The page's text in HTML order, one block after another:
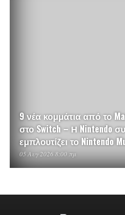
9 νέα κομμάτια από το
στο Switch – Η Nintendo
εμπλουτίζει το Nintendo
05 Αυγ 2026 8:00 πμ